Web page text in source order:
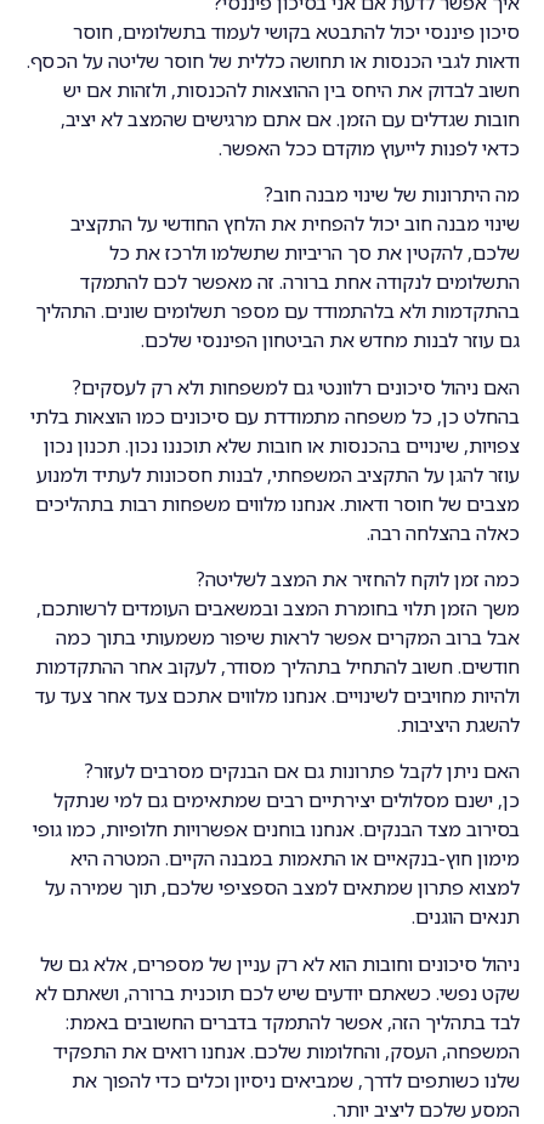
סיכון פיננסי יכול להתבטא בקושי לעמוד בתשלומים, חוסר
ודאות לגבי הכנסות או תחושה כללית של חוסר שליטה על הכסף.
חשוב לבדוק את היחס בין ההוצאות להכנסות, ולזהות אם יש
חובות שגדלים עם הזמן. אם אתם מרגישים שהמצב לא יציב,
כדאי לפנות לייעוץ מוקדם ככל האפשר.
מה היתרונות של שינוי מבנה חוב?
שינוי מבנה חוב יכול להפחית את הלחץ החודשי על התקציב
שלכם, להקטין את סך הריביות שתשלמו ולרכז את כל
התשלומים לנקודה אחת ברורה. זה מאפשר לכם להתמקד
בהתקדמות ולא בלהתמודד עם מספר תשלומים שונים. התהליך
גם עוזר לבנות מחדש את הביטחון הפיננסי שלכם.
האם ניהול סיכונים רלוונטי גם למשפחות ולא רק לעסקים?
בהחלט כן, כל משפחה מתמודדת עם סיכונים כמו הוצאות בלתי
צפויות, שינויים בהכנסות או חובות שלא תוכננו נכון. תכנון נכון
עוזר להגן על התקציב המשפחתי, לבנות חסכונות לעתיד ולמנוע
מצבים של חוסר ודאות. אנחנו מלווים משפחות רבות בתהליכים
כאלה בהצלחה רבה.
כמה זמן לוקח להחזיר את המצב לשליטה?
משך הזמן תלוי בחומרת המצב ובמשאבים העומדים לרשותכם,
אבל ברוב המקרים אפשר לראות שיפור משמעותי בתוך כמה
חודשים. חשוב להתחיל בתהליך מסודר, לעקוב אחר ההתקדמות
ולהיות מחויבים לשינויים. אנחנו מלווים אתכם צעד אחר צעד עד
להשגת היציבות.
האם ניתן לקבל פתרונות גם אם הבנקים מסרבים לעזור?
כן, ישנם מסלולים יצירתיים רבים שמתאימים גם למי שנתקל
בסירוב מצד הבנקים. אנחנו בוחנים אפשרויות חלופיות, כמו גופי
מימון חוץ-בנקאיים או התאמות במבנה הקיים. המטרה היא
למצוא פתרון שמתאים למצב הספציפי שלכם, תוך שמירה על
תנאים הוגנים.
ניהול סיכונים וחובות הוא לא רק עניין של מספרים, אלא גם של
שקט נפשי. כשאתם יודעים שיש לכם תוכנית ברורה, ושאתם לא
לבד בתהליך הזה, אפשר להתמקד בדברים החשובים באמת:
המשפחה, העסק, והחלומות שלכם. אנחנו רואים את התפקיד
שלנו כשותפים לדרך, שמביאים ניסיון וכלים כדי להפוך את
המסע שלכם ליציב יותר.